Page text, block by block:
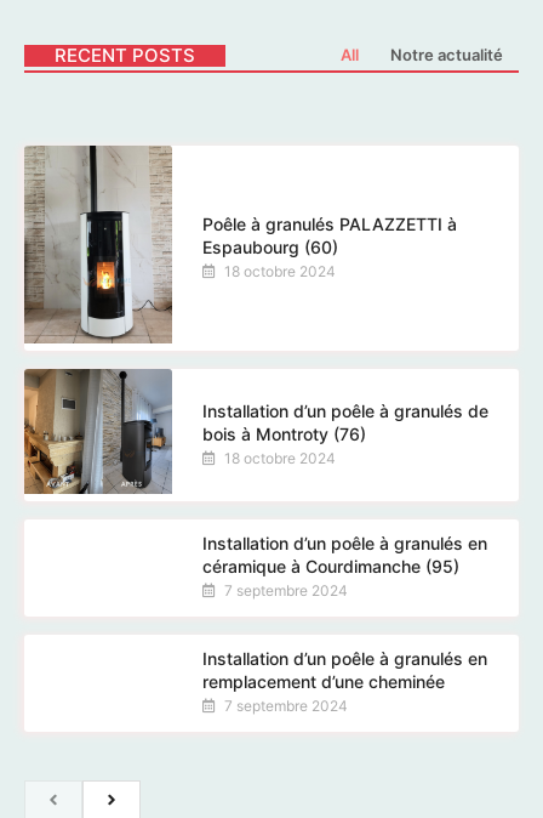
RECENT POSTS All Notre actualité
Poêle à granulés PALAZZETTI à
Espaubourg (60)
18 octobre 2024
Installation d’un poêle à granulés de
bois à Montroty (76)
18 octobre 2024
Installation d’un poêle à granulés en
céramique à Courdimanche (95)
7 septembre 2024
Installation d’un poêle à granulés en
remplacement d’une cheminée
7 septembre 2024